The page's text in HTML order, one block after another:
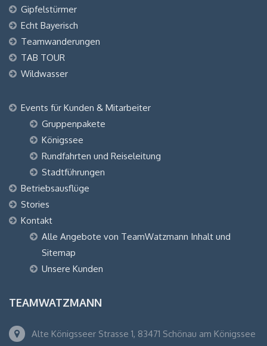
Gipfelstürmer
Echt Bayerisch
Teamwanderungen
TAB TOUR
Wildwasser
Events für Kunden & Mitarbeiter
Gruppenpakete
Königssee
Rundfahrten und Reiseleitung
Stadtführungen
Betriebsausflüge
Stories
Kontakt
Alle Angebote von TeamWatzmann Inhalt und
Sitemap
Unsere Kunden
TEAMWATZMANN
Alte Königsseer Strasse 1, 83471 Schönau am Königssee